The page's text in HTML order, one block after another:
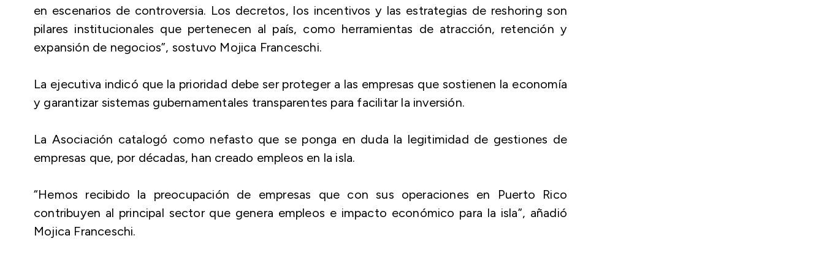
en escenarios de controversia. Los decretos, los incentivos y las estrategias de reshoring son
pilares institucionales que pertenecen al país, como herramientas de atracción, retención y
expansión de negocios”, sostuvo Mojica Franceschi.
La ejecutiva indicó que la prioridad debe ser proteger a las empresas que sostienen la economía
y garantizar sistemas gubernamentales transparentes para facilitar la inversión.
La Asociación catalogó como nefasto que se ponga en duda la legitimidad de gestiones de
empresas que, por décadas, han creado empleos en la isla.
“Hemos recibido la preocupación de empresas que con sus operaciones en Puerto Rico
contribuyen al principal sector que genera empleos e impacto económico para la isla”, añadió
Mojica Franceschi.